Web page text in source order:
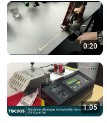
0:20
1:05